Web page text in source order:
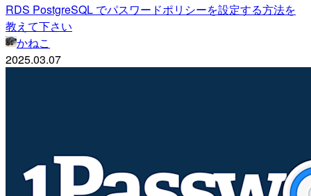
RDS PostgreSQL でパスワードポリシーを設定する方法を
教えて下さい
かねこ
2025.03.07